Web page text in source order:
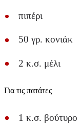
πιπέρι
50 γρ. κονιάκ
2 κ.σ. μέλι
Για τις πατάτες
1 κ.σ. βούτυρο